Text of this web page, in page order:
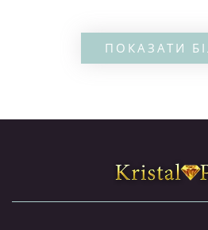
Припустимо, сукня є, туфлі теж
золоті прикраси вже набридли своєю
по 100 мінімум. Ідемо у всесвітнє
біжутерію з
ПОКАЗАТИ